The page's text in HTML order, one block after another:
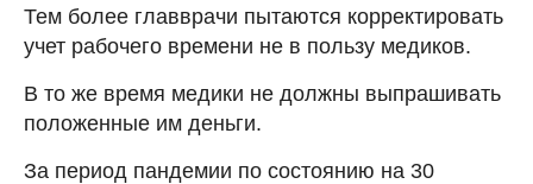
Тем более главврачи пытаются корректировать
учет рабочего времени не в пользу медиков.
В то же время медики не должны выпрашивать
положенные им деньги.
За период пандемии по состоянию на 30